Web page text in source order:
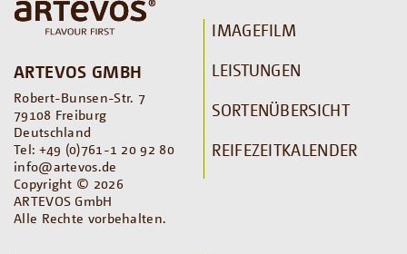
ARTEVOS GMBH
Robert-Bunsen-Str. 7
79108 Freiburg
Deutschland
Tel: +49 (0)761-1 20 92 80
info@artevos.de
Copyright © 2026
ARTEVOS GmbH
Alle Rechte vorbehalten.
IMAGEFILM
LEISTUNGEN
SORTENÜBERSICHT
REIFEZEITKALENDER